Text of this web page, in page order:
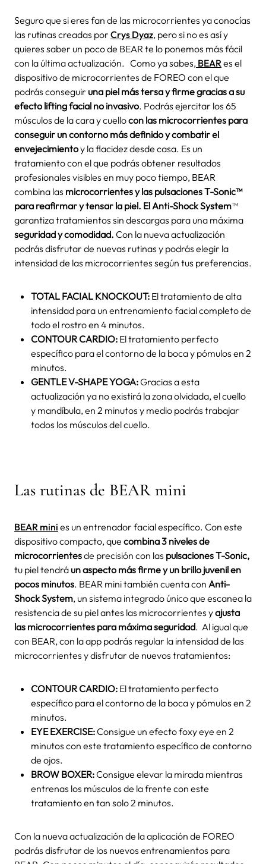
Seguro que si eres fan de las microcorrientes ya conocías
las rutinas creadas por Crys Dyaz, pero si no es así y
quieres saber un poco de BEAR te lo ponemos más fácil
con la última actualización. Como ya sabes, BEARes el
dispositivo de microcorrientes de FOREO con el que
podrás conseguir una piel más tersa y firme gracias a su
efecto lifting facial no invasivo. Podrás ejercitar los 65
músculos de la cara y cuellocon las microcorrientes para
conseguir un contorno más definido y combatir el
envejecimientoy la flacidez desde casa. Es un
tratamiento con el que podrás obtener resultados
profesionales visibles en muy poco tiempo, BEAR
combina las microcorrientes y las pulsaciones T-Sonic™
para reafirmar y tensar la piel. El Anti-Shock System™
garantiza tratamientos sin descargas para una máxima
seguridad y comodidad. Con la nueva actualización
podrás disfrutar de nuevas rutinas y podrás elegir la
intensidad de las microcorrientes según tus preferencias.
TOTAL FACIAL KNOCKOUT: El tratamiento de alta
intensidad para un entrenamiento facial completo de
todo el rostro en 4 minutos.
CONTOUR CARDIO: El tratamiento perfecto
específico para el contorno de la boca y pómulos en 2
minutos.
GENTLE V-SHAPE YOGA:Gracias a esta
actualización ya no existirá la zona olvidada, el cuello
y mandíbula, en 2 minutos y medio podrás trabajar
todos los músculos del cuello.
Las rutinas de BEAR mini
BEAR mini es un entrenador facial específico. Con este
dispositivo compacto, que combina 3 niveles de
microcorrientesde precisión con las pulsaciones T-Sonic,
tu piel tendrá un aspecto más firme y un brillo juvenil en
pocos minutos. BEAR mini también cuenta con Anti-
Shock System, un sistema integrado único que escanea la
resistencia de su piel antes las microcorrientes yajusta
las microcorrientes para máxima seguridad. Al igual que
con BEAR, con la app podrás regular la intensidad de las
microcorrientes y disfrutar de nuevos tratamientos:
CONTOUR CARDIO: El tratamiento perfecto
específico para el contorno de la boca y pómulos en 2
minutos.
EYE EXERCISE:Consigue un efecto foxy eye en 2
minutos con este tratamiento específico de contorno
de ojos.
BROW BOXER:Consigue elevar la mirada mientras
entrenas los músculos de la frente con este
tratamiento en tan solo 2 minutos.
Con la nueva actualización de la aplicación de FOREO
podrás disfrutar de los nuevos entrenamientos para